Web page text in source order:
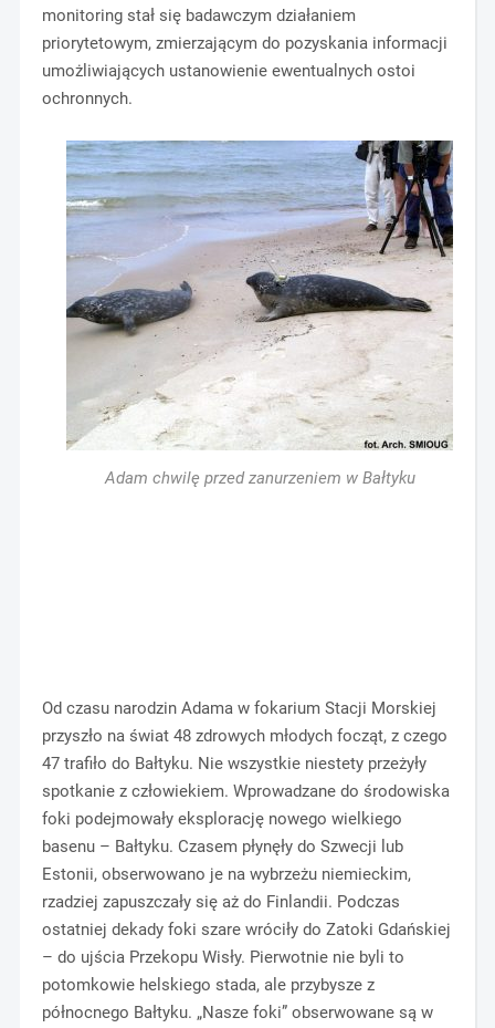
monitoring stał się badawczym działaniem
priorytetowym, zmierzającym do pozyskania informacji
umożliwiających ustanowienie ewentualnych ostoi
ochronnych.
Adam chwilę przed zanurzeniem w Bałtyku
Od czasu narodzin Adama w fokarium Stacji Morskiej
przyszło na świat 48 zdrowych młodych focząt, z czego
47 trafiło do Bałtyku. Nie wszystkie niestety przeżyły
spotkanie z człowiekiem. Wprowadzane do środowiska
foki podejmowały eksplorację nowego wielkiego
basenu – Bałtyku. Czasem płynęły do Szwecji lub
Estonii, obserwowano je na wybrzeżu niemieckim,
rzadziej zapuszczały się aż do Finlandii. Podczas
ostatniej dekady foki szare wróciły do Zatoki Gdańskiej
– do ujścia Przekopu Wisły. Pierwotnie nie byli to
potomkowie helskiego stada, ale przybysze z
północnego Bałtyku. „Nasze foki” obserwowane są w